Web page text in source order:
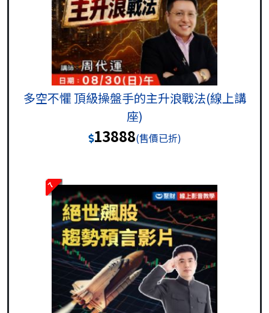
多空不懼 頂級操盤手的主升浪戰法(線上講
座)
13888(售價已折)
7